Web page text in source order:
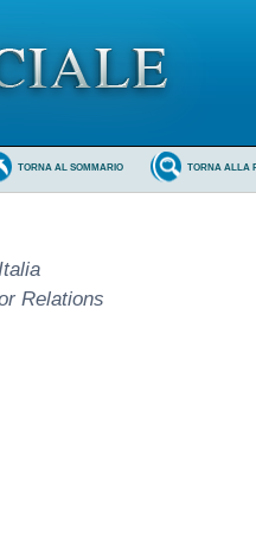
TORNA ALLA
TORNA AL SOMMARIO
Relations